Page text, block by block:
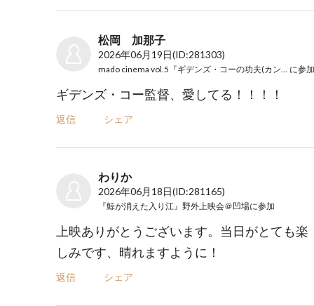
松岡 加那子
2026年06月19日(ID:281303)
に参加
ギデンズ・コー監督、愛してる！！！！
返信 シェア
わりか
2026年06月18日(ID:281165)
『鯨が消えた入り江』野外上映会＠凹場に参加
上映ありがとうございます。当日がとても楽
しみです、晴れますように！
返信 シェア